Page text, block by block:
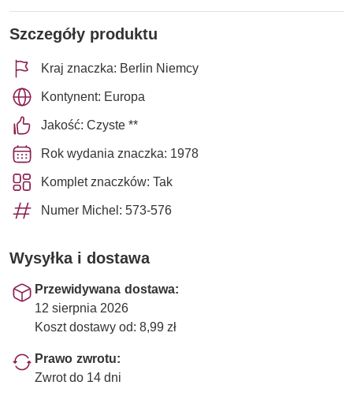
Szczegóły produktu
Kraj znaczka: Berlin Niemcy
Kontynent: Europa
Jakość: Czyste **
Rok wydania znaczka: 1978
Komplet znaczków: Tak
Numer Michel: 573-576
Wysyłka i dostawa
Przewidywana dostawa:
12 sierpnia 2026
Koszt dostawy od: 8,99 zł
Prawo zwrotu:
Zwrot do 14 dni